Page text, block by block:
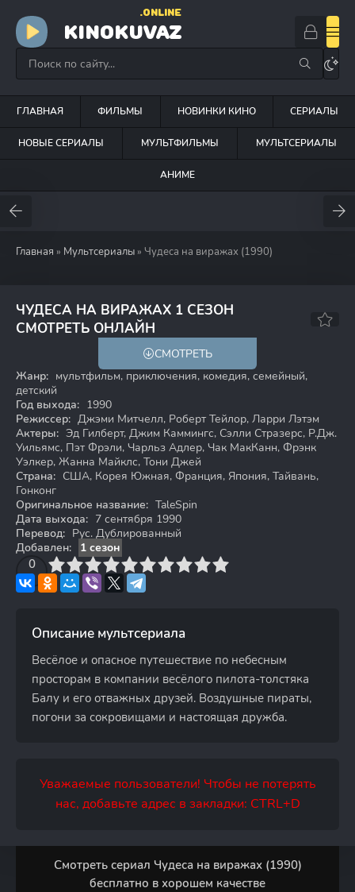
KINOKUVAZ
.ONLINE
ГЛАВНАЯ ФИЛЬМЫ НОВИНКИ КИНО СЕРИАЛЫ
НОВЫЕ СЕРИАЛЫ МУЛЬТФИЛЬМЫ МУЛЬТСЕРИАЛЫ
АНИМЕ
Главная » Мультсериалы » Чудеса на виражах (1990)
ЧУДЕСА НА ВИРАЖАХ 1 СЕЗОН
СМОТРЕТЬ ОНЛАЙН
7.3
СМОТРЕТЬ
Жанр: мультфильм, приключения, комедия, семейный,
детский
Год выхода: 1990
Режиссер: Джэми Митчелл, Роберт Тейлор, Ларри Лэтэм
Актеры: Эд Гилберт, Джим Каммингс, Сэлли Стразерс, Р.Дж.
Уильямс, Пэт Фрэли, Чарльз Адлер, Чак МакКанн, Фрэнк
Уэлкер, Жанна Майклс, Тони Джей
Страна: США, Корея Южная, Франция, Япония, Тайвань,
Гонконг
Оригинальное название: TaleSpin
Дата выхода: 7 сентября 1990
Перевод: Рус. Дублированный
Добавлен:
1 сезон
0
4 6 7 8 9 10
Описание мультсериала
Весёлое и опасное путешествие по небесным
просторам в компании весёлого пилота-толстяка
Балу и его отважных друзей. Воздушные пираты,
погони за сокровищами и настоящая дружба.
Уважаемые пользователи! Чтобы не потерять
нас, добавьте адрес в закладки: CTRL+D
Смотреть сериал Чудеса на виражах (1990)
бесплатно в хорошем качестве